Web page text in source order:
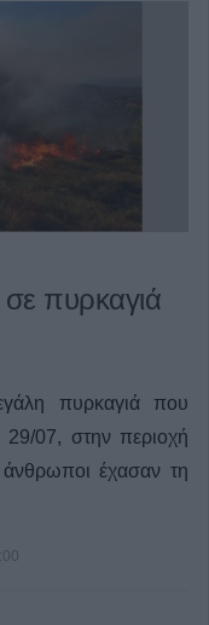
πυρκαγιά
πυρκαγιά που
29/07, στην περιοχή
έχασαν τη